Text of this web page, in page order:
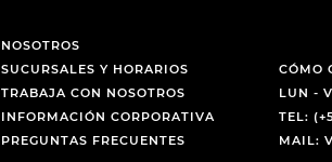
NOSOTROS
SUCURSALES Y HORARIOS
TRABAJA CON NOSOTROS
INFORMACIÓN CORPORATIVA
PREGUNTAS FRECUENTES
CÓMO
LUN -
TEL:
MAIL: